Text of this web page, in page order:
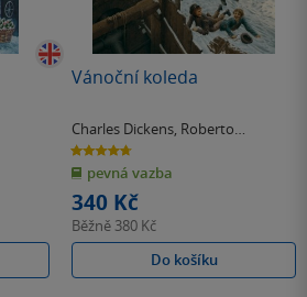
Vánoční koleda
Charles Dickens Roberto
Innocenti
4.7
z
5
hvězdiček
pevná vazba
340 Kč
Běžně 380 Kč
Do košíku